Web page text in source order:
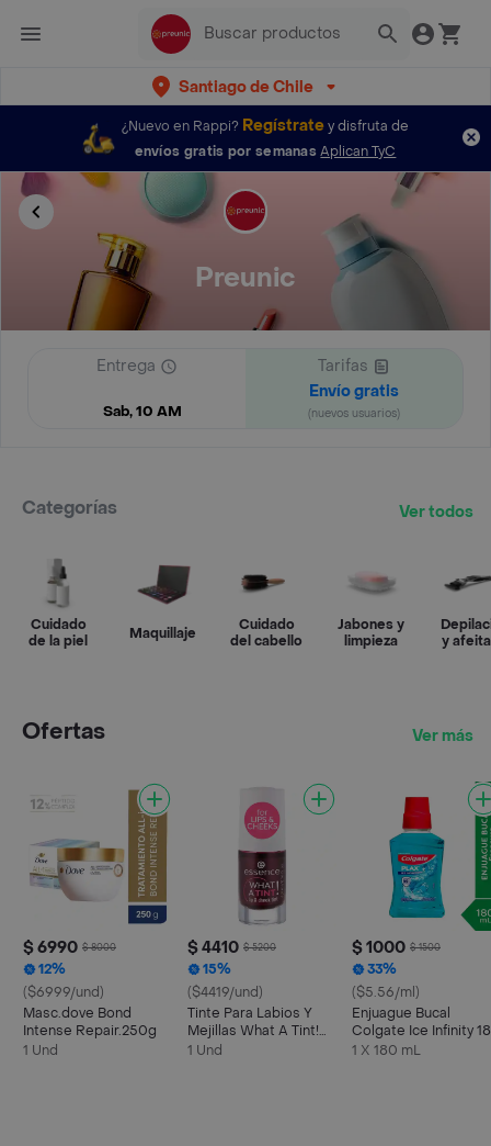
Santiago de Chile
¿Nuevo en Rappi? Regístratey disfruta de
envíos gratis por semanas Aplican TyC
Preunic
Entrega
Sab, 10 AM
Tarifas
Envío gratis
(nuevos usuarios)
Categorías Ver todos
Cuidado
de la piel
Maquillaje
Cuidado
del cabello
Jabones y
limpieza
y
Ofertas Ver más
$ 6990 $ 8000
12%
($6999/und)
Masc.dove Bond
Intense Repair.250g
1 Und
$ 4410 $ 5200
15%
($4419/und)
Tinte Para Labios Y
Mejillas What A Tint!
Essence
1 Und
$ 1000 $ 1500
33%
($5.56/ml)
Enjuague Bucal
Colgate Ice Infinity
mL
1 X 180 mL